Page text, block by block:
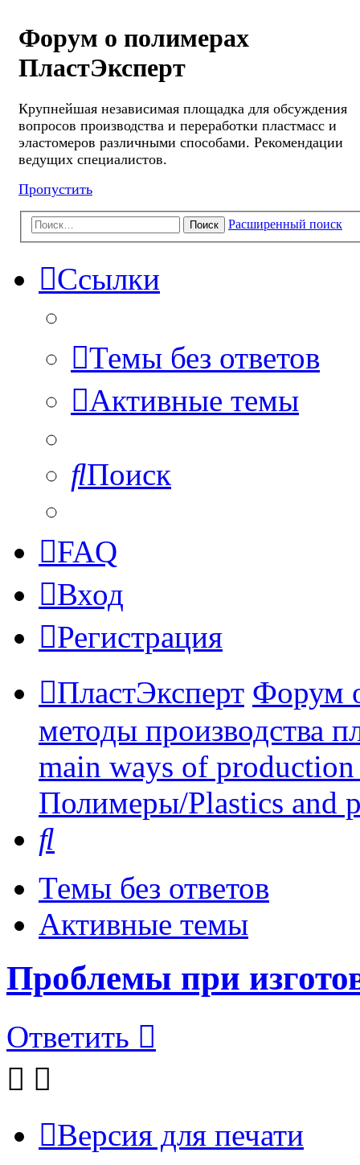
Форум о полимерах
ПластЭксперт
Крупнейшая независимая площадка для обсуждения
вопросов производства и переработки пластмасс и
эластомеров различными способами. Рекомендации
ведущих специалистов.
Пропустить
Поиск Расширенный поиск
Ссылки
Темы без ответов
Активные темы
Поиск
FAQ
Вход
Регистрация
ПластЭксперт Форум
методы производства
main ways of
Полимеры/Plastics and
Темы без ответов
Активные темы
Проблемы при
Ответить
Версия для печати